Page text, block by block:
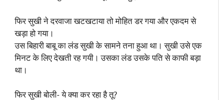
फिर सुखी ने दरवाजा खटखटाया तो मोहित डर गया और एकदम से
खड़ा हो गया।
उस बिहारी बाबू का लंड सुखी के सामने तना हुआ था। सुखी उसे एक
मिनट के लिए देखती रह गयी। उसका लंड उसके पति से काफी बड़ा
था।
फिर सुखी बोली- ये क्या कर रहा है तू?